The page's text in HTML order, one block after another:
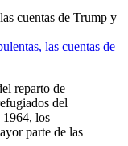
cuentas de Trump y
las cuentas de